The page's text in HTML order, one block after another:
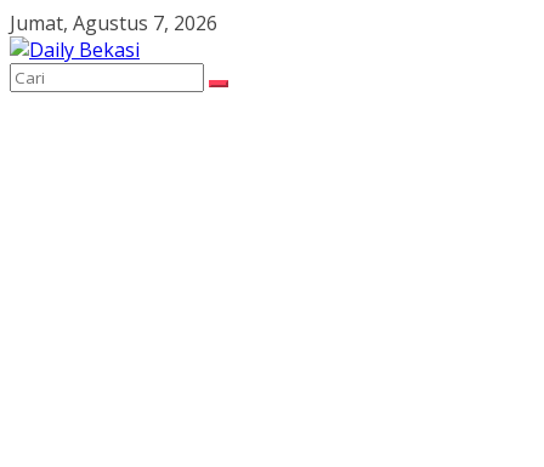
Skip
to
content
Jumat, Agustus 7, 2026